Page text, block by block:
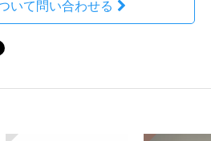
いて問い合わせる